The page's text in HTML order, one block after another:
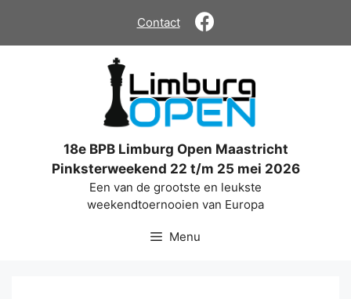
de
Contact
18e BPB Limburg Open Maastricht
Pinksterweekend 22 t/m 25 mei 2026
Een van de grootste en leukste
weekendtoernooien van Europa
Menu